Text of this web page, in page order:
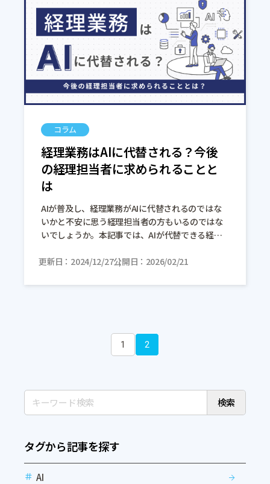
コラム
経理業務はAIに代替される？今後
の経理担当者に求められることと
は
AIが普及し、経理業務がAIに代替されるのではな
いかと不安に思う経理担当者の方もいるのではな
いでしょうか。本記事では、AIが代替できる経理
時代の経理担当者に求められる能力につ […]
更新日 2024/12/27公開日 2026/02/21
1 2
検索
タグから記事を探す
AI